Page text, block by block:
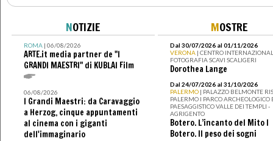
NOTIZIE
ROMA| 06/08/2026
ARTE.it media partner de "I
GRANDI MAESTRI" di KUBLAI Film
06/08/2026
I Grandi Maestri: da Caravaggio
a Herzog, cinque appuntamenti
al cinema con i giganti
dell'immaginario
MOSTRE
Dal 30/07/2026 al 01/11/2026
VERONA | CENTRO
FOTOGRAFIA SCAVI SCALIGERI
Dorothea Lange
Dal 24/07/2026 al 31/10/2026
PALERMO | PALAZZO BELMONTE
PALERMO I PARCO ARCHEOLOGICO
PAESAGGISTICO VALLE DEI TEMPLI -
AGRIGENTO
Botero. L’incanto del Mito I
Botero. Il peso dei sogni